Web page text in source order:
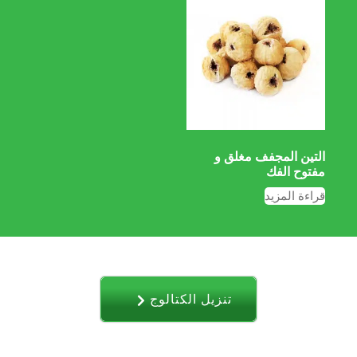
التين المجفف مغلق و
مفتوح الفك
قراءة المزيد
تنزیل الکتالوج